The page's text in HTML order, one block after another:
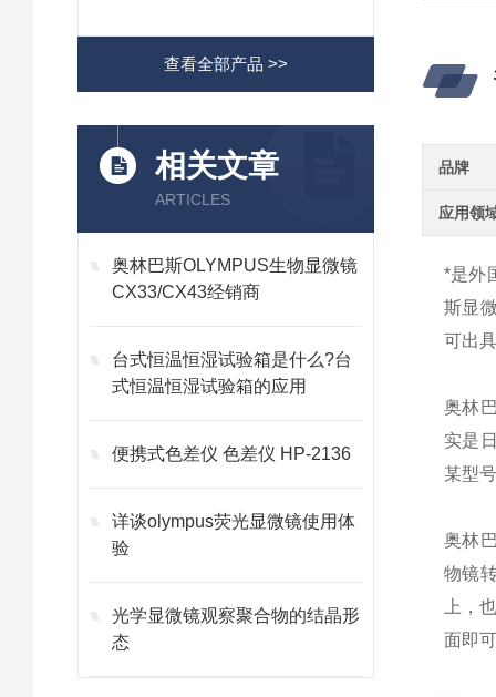
查看全部产品 >>
相关文章
ARTICLES
奥林巴斯OLYMPUS生物显微镜
CX33/CX43经销商
台式恒温恒湿试验箱是什么?台
式恒温恒湿试验箱的应用
便携式色差仪 色差仪 HP-2136
详谈olympus荧光显微镜使用体
验
光学显微镜观察聚合物的结晶形
态
品牌
应用领
*是外
斯显
可出
奥林
实是
某型
奥林
物镜
上，
面即